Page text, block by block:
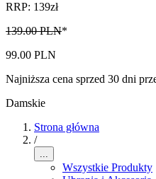
RRP: 139zł
139.00 PLN*
99.00 PLN
Najniższa cena sprzed 30 dni
Damskie
Strona główna
/
...
Wszystkie Produkty